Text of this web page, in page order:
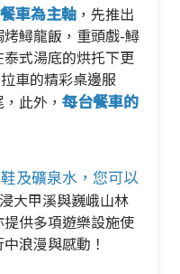
車為主軸 ，先推出
鱘龍飯，重頭戲-鱘
式湯底的烘托下更
車的精彩桌邊服
此外， 每台餐車的
及礦泉水，您可以
大甲溪與巍峨山林
供多項遊樂設施使
浪漫與感動！